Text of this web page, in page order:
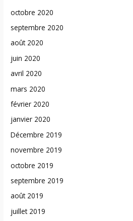
octobre 2020
septembre 2020
août 2020
juin 2020
avril 2020
mars 2020
février 2020
janvier 2020
Décembre 2019
novembre 2019
octobre 2019
septembre 2019
août 2019
juillet 2019